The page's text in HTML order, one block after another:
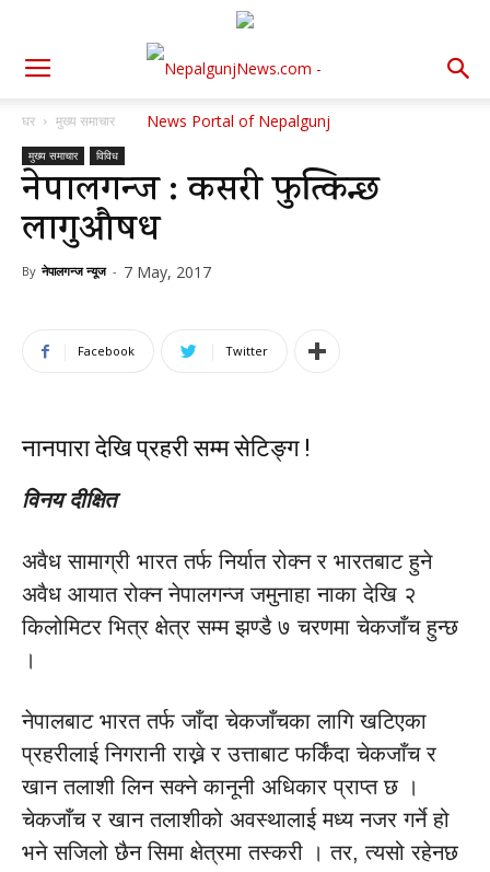
घर मुख्य समाचार
मुख्य समाचार विविध
नेपालगन्ज : कसरी फुत्किन्छ
लागुऔषध
By नेपालगन्ज न्यूज - 7 May, 2017
Facebook Twitter
नानपारा देखि प्रहरी सम्म सेटिङ्ग !
विनय दीक्षित
अवैध सामाग्री भारत तर्फ निर्यात रोक्न र भारतबाट हुने
अवैध आयात रोक्न नेपालगन्ज जमुनाहा नाका देखि २
किलोमिटर भित्र क्षेत्र सम्म झण्डै ७ चरणमा चेकजाँच हुन्छ
।
नेपालबाट भारत तर्फ जाँदा चेकजाँचका लागि खटिएका
प्रहरीलाई निगरानी राख्ने र उत्ताबाट फर्किंदा चेकजाँच र
खान तलाशी लिन सक्ने कानूनी अधिकार प्राप्त छ ।
चेकजाँच र खान तलाशीको अवस्थालाई मध्य नजर गर्ने हो
भने सजिलो छैन सिमा क्षेत्रमा तस्करी । तर, त्यसो रहेनछ